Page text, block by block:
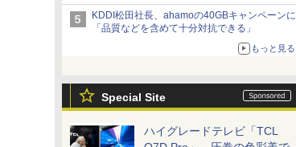
KDDI松田社長、ahamoの40GBキャンペーンに
「品質などを含めて十分対抗できる」
もっと見る
Special Site
ハイグレードテレビ「TCL